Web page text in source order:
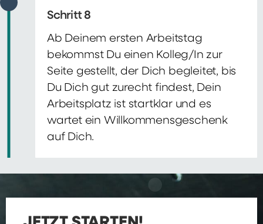
Schritt 8
Ab Deinem ersten Arbeitstag
bekommst Du einen Kolleg/In zur
Seite gestellt, der Dich begleitet, bis
Du Dich gut zurecht findest, Dein
Arbeitsplatz ist startklar und es
wartet ein Willkommensgeschenk
auf Dich.